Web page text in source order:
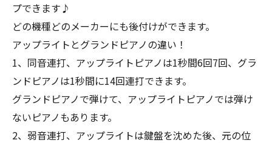
プできます♪
どの機種どのメーカーにも後付けができます。
アップライトとグランドピアノの違い！
1、同音連打、アップライトピアノは1秒間6回7回、グラ
ンドピアノは1秒間に14回連打できます。
グランドピアノで弾けて、アップライトピアノでは弾け
ないピアノもあります。
2、弱音連打、アップライトは鍵盤を沈めた後、元の位